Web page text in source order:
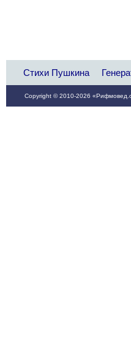
Стихи Пушкина
Copyright © 2010-2026